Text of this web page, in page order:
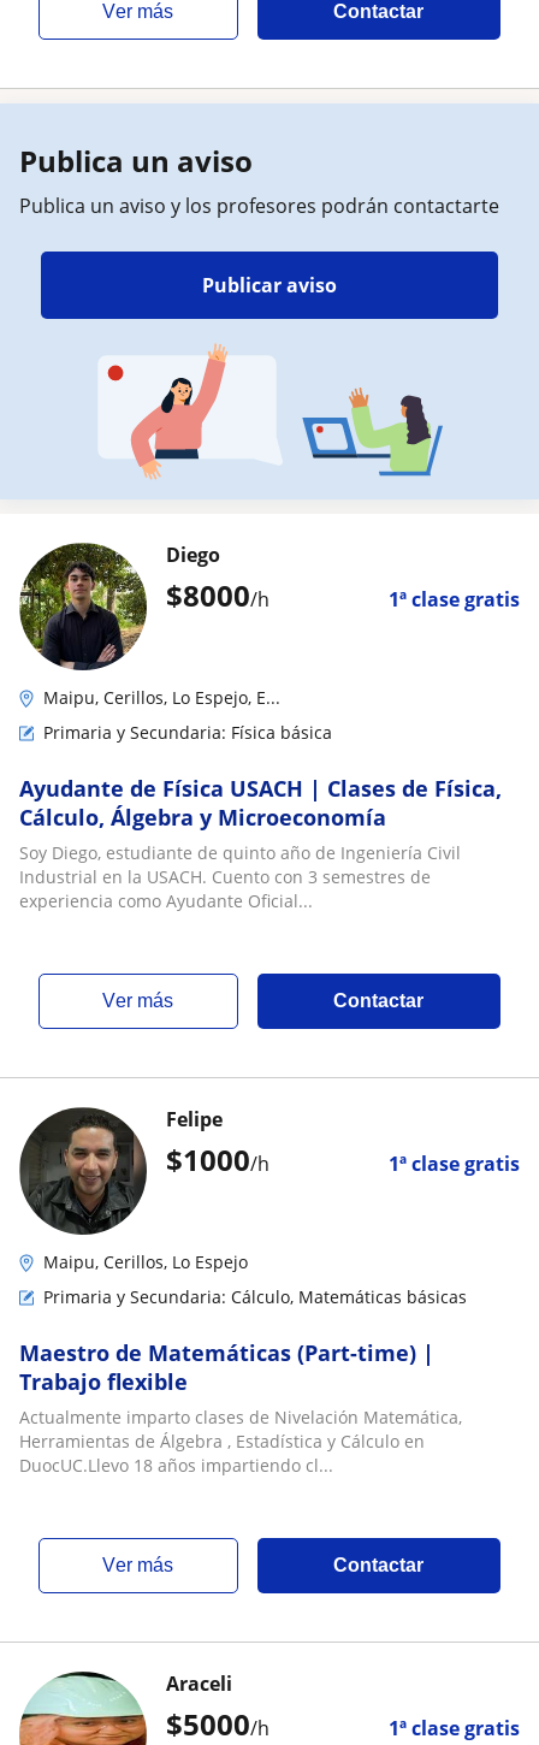
ver más Contactar
Publica un aviso
Publica un aviso y los profesores podrán contactarte
Publicar aviso
$8000/h 1ª clase gratis
Diego
Maipu, Cerillos, Lo Espejo, E...
Primaria y Secundaria: Física básica
Ayudante de Física USACH | Clases de Física,
Cálculo, Álgebra y Microeconomía
Soy Diego, estudiante de quinto año de Ingeniería Civil
Industrial en la USACH. Cuento con 3 semestres de
experiencia como Ayudante Oficial...
ver más Contactar
$1000/h 1ª clase gratis
Felipe
Maipu, Cerillos, Lo Espejo
Primaria y Secundaria: Cálculo, Matemáticas básicas
Maestro de Matemáticas (Part-time) |
Trabajo flexible
Actualmente imparto clases de Nivelación Matemática,
Herramientas de Álgebra , Estadística y Cálculo en
DuocUC.Llevo 18 años impartiendo cl...
ver más Contactar
$5000/h 1ª clase gratis
Araceli